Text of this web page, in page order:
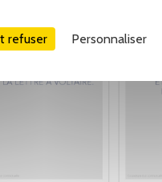
refuser Personnaliser